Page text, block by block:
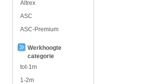
Altrex
ASC
ASC-Premium
Werkhoogte
categorie
tot-1m
1-2m